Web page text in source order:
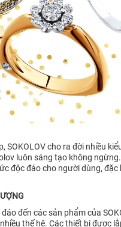
SOKOLOV cho ra đời nhiều
luôn sáng tạo không
độc đáo cho người dùng, đặc
đến các sản phẩm của
thế hệ. Các thiết bị được